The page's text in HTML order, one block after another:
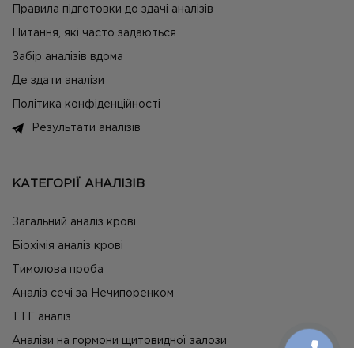
Правила підготовки до здачі аналізів
Питання, які часто задаються
Забір аналізів вдома
Де здати аналізи
Політика конфіденційності
Результати аналізів
КАТЕГОРІЇ АНАЛІЗІВ
Загальний аналіз крові
Біохімія аналіз крові
Тимолова проба
Аналіз сечі за Нечипоренком
ТТГ аналіз
Аналізи на гормони щитовидної залози